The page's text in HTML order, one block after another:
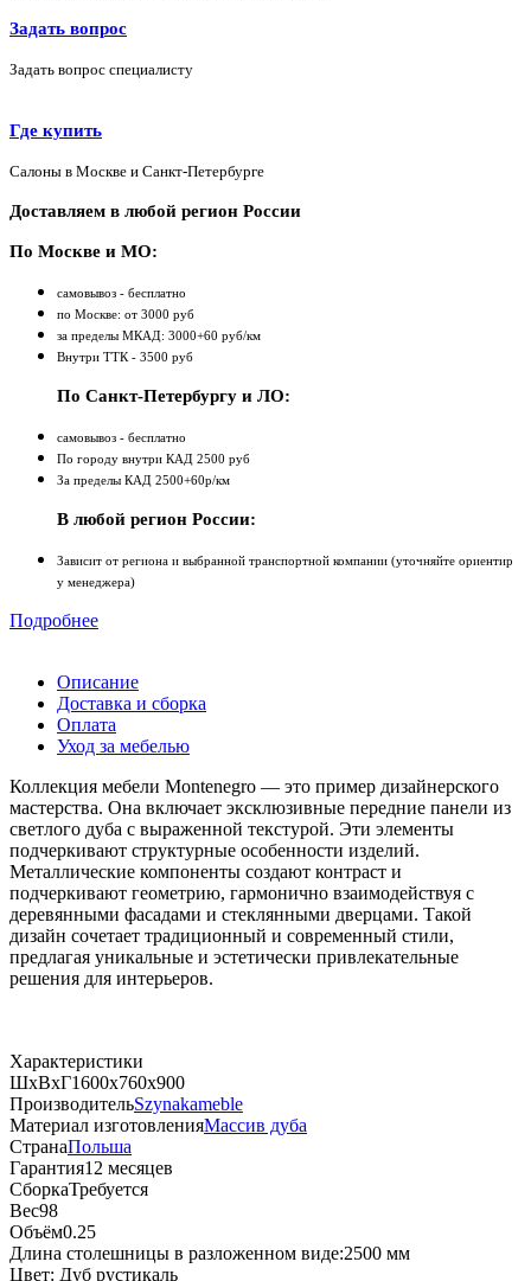
Задать вопрос
Задать вопрос специалисту
Где купить
Салоны в Москве и Санкт-Петербурге
Доставляем в любой регион России
По Москве и МО:
самовывоз - бесплатно
по Москве: от 3000 руб
за пределы МКАД: 3000+60 руб/км
Внутри ТТК - 3500 руб
По Санкт-Петербургу и ЛО:
самовывоз - бесплатно
По городу внутри КАД 2500 руб
За пределы КАД 2500+60р/км
В любой регион России:
Зависит от региона и выбранной транспортной компании (уточняйте ориентир
у менеджера)
Подробнее
Описание
Доставка и сборка
Оплата
Уход за мебелью
Коллекция мебели Montenegro — это пример дизайнерского
мастерства. Она включает эксклюзивные передние панели из
светлого дуба с выраженной текстурой. Эти элементы
подчеркивают структурные особенности изделий.
Металлические компоненты создают контраст и
подчеркивают геометрию, гармонично взаимодействуя с
деревянными фасадами и стеклянными дверцами. Такой
дизайн сочетает традиционный и современный стили,
предлагая уникальные и эстетически привлекательные
решения для интерьеров.
Характеристики
ШхВхГ1600х760х900
ПроизводительSzynakameble
Материал изготовленияМассив дуба
СтранаПольша
Гарантия12 месяцев
СборкаТребуется
Вес98
Объём0.25
Длина столешницы в разложенном виде:2500 мм
Цвет: Дуб рустикаль